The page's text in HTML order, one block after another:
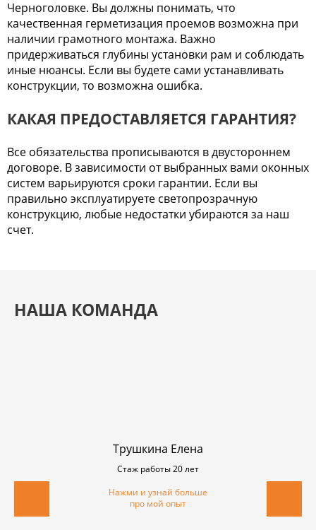
Черноголовке. Вы должны понимать, что
качественная герметизация проемов возможна при
наличии грамотного монтажа. Важно
придерживаться глубины установки рам и соблюдать
иные нюансы. Если вы будете сами устанавливать
конструкции, то возможна ошибка.
КАКАЯ ПРЕДОСТАВЛЯЕТСЯ ГАРАНТИЯ?
Все обязательства прописываются в двустороннем
договоре. В зависимости от выбранных вами оконных
систем варьируются сроки гарантии. Если вы
правильно эксплуатируете светопрозрачную
конструкцию, любые недостатки убираются за наш
счет.
НАША КОМАНДА
Трушкина Елена
Стаж работы 20 лет
Нажми и узнай больше
про мой опыт